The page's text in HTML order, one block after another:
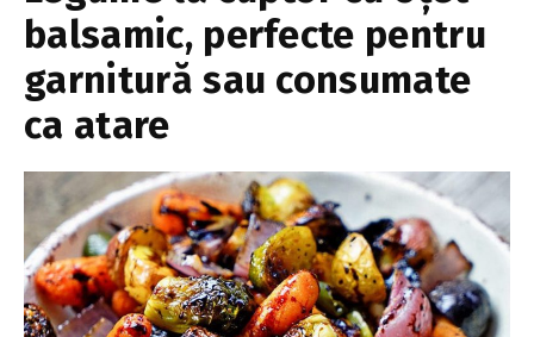
balsamic, perfecte pentru
garnitură sau consumate
ca atare